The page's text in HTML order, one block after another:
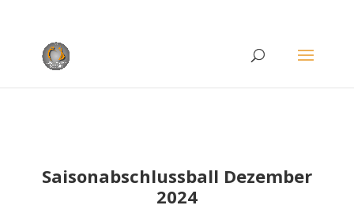
Saisonabschlussball Dezember
2024